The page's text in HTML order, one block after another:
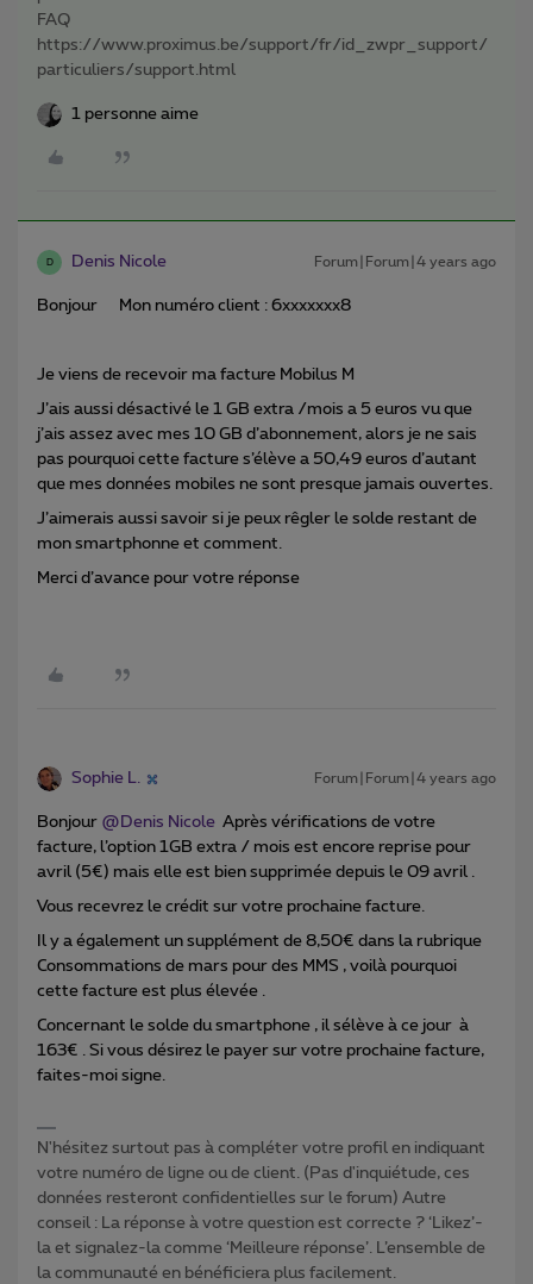
FAQ
https://www.proximus.be/support/fr/id_zwpr_support/
particuliers/support.html
1 personne aime
D Denis Nicole Forum|Forum|4 years ago
Bonjour Mon numéro client : 6xxxxxxx8
Je viens de recevoir ma facture Mobilus M
J’ais aussi désactivé le 1 GB extra /mois a 5 euros vu que
j’ais assez avec mes 10 GB d’abonnement, alors je ne sais
pas pourquoi cette facture s’élève a 50,49 euros d’autant
que mes données mobiles ne sont presque jamais ouvertes.
J’aimerais aussi savoir si je peux rêgler le solde restant de
mon smartphonne et comment.
Merci d’avance pour votre réponse
Sophie L. Forum|Forum|4 years ago
Bonjour @Denis Nicole Après vérifications de votre
facture, l’option 1GB extra / mois est encore reprise pour
avril (5€) mais elle est bien supprimée depuis le 09 avril .
Vous recevrez le crédit sur votre prochaine facture.
Il y a également un supplément de 8,50€ dans la rubrique
Consommations de mars pour des MMS , voilà pourquoi
cette facture est plus élevée .
Concernant le solde du smartphone , il sélève à ce jour à
163€ . Si vous désirez le payer sur votre prochaine facture,
faites-moi signe.
N'hésitez surtout pas à compléter votre profil en indiquant
votre numéro de ligne ou de client. (Pas d'inquiétude, ces
données resteront confidentielles sur le forum) Autre
conseil : La réponse à votre question est correcte ? ‘Likez’-
la et signalez-la comme ‘Meilleure réponse’. L’ensemble de
la communauté en bénéficiera plus facilement.